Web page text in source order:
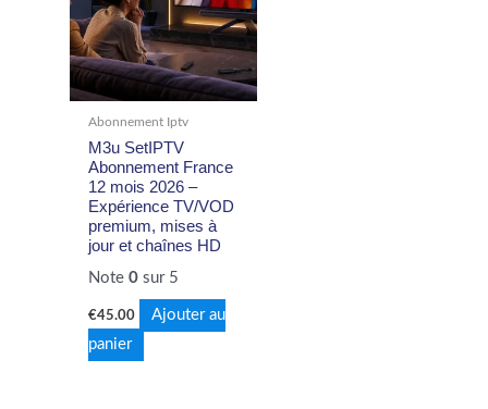
Abonnement Iptv
M3u SetIPTV
Abonnement France
12 mois 2026 –
Expérience TV/VOD
premium, mises à
jour et chaînes HD
Note0 sur 5
€45.00
Ajouter au
panier